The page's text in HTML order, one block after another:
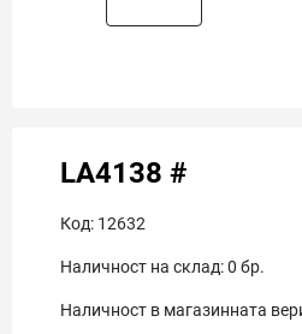
LA4138 #
Код: 12632
Наличност на склад:0 бр.
Наличност в магазинната